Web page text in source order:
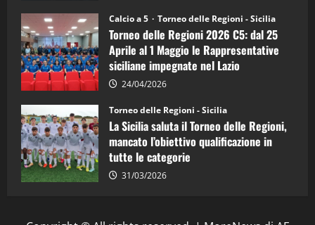
Calcio a 5 Torneo delle Regioni - Sicilia
Torneo delle Regioni 2026 C5: dal 25
Aprile al 1 Maggio le Rappresentative
siciliane impegnate nel Lazio
24/04/2026
Torneo delle Regioni - Sicilia
La Sicilia saluta il Torneo delle Regioni,
mancato l’obiettivo qualificazione in
tutte le categorie
31/03/2026